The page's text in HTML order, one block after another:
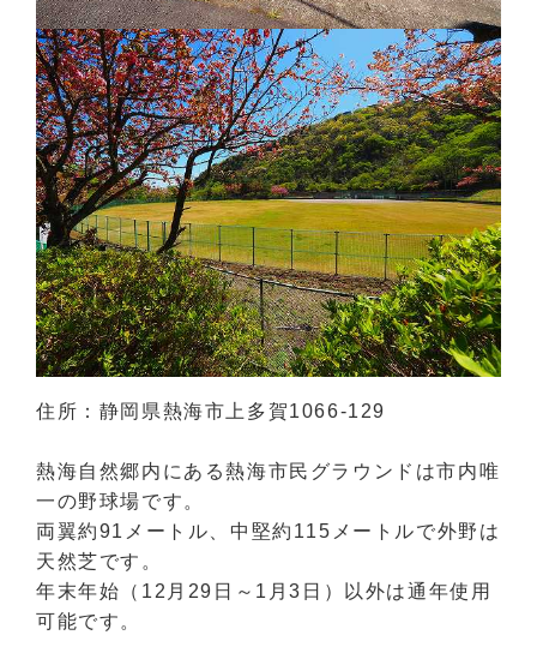
住所：静岡県熱海市上多賀1066-129
熱海自然郷内にある熱海市民グラウンドは市内唯
一の野球場です。
両翼約91メートル、中堅約115メートルで外野は
天然芝です。
年末年始（12月29日～1月3日）以外は通年使用
可能です。